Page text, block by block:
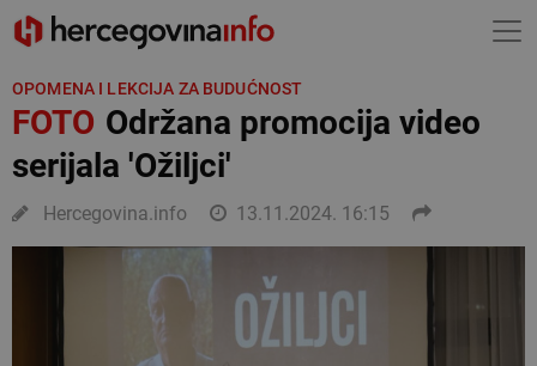
OPOMENA I LEKCIJA ZA BUDUĆNOST
FOTOOdržana promocija video
serijala 'Ožiljci'
Hercegovina.info 13.11.2024. 16:15